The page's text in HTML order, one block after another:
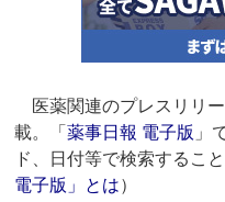
医薬関連のプレスリリ
載。「薬事日報 電子版 」
ド、日付等で検索するこ
電子版」とは）